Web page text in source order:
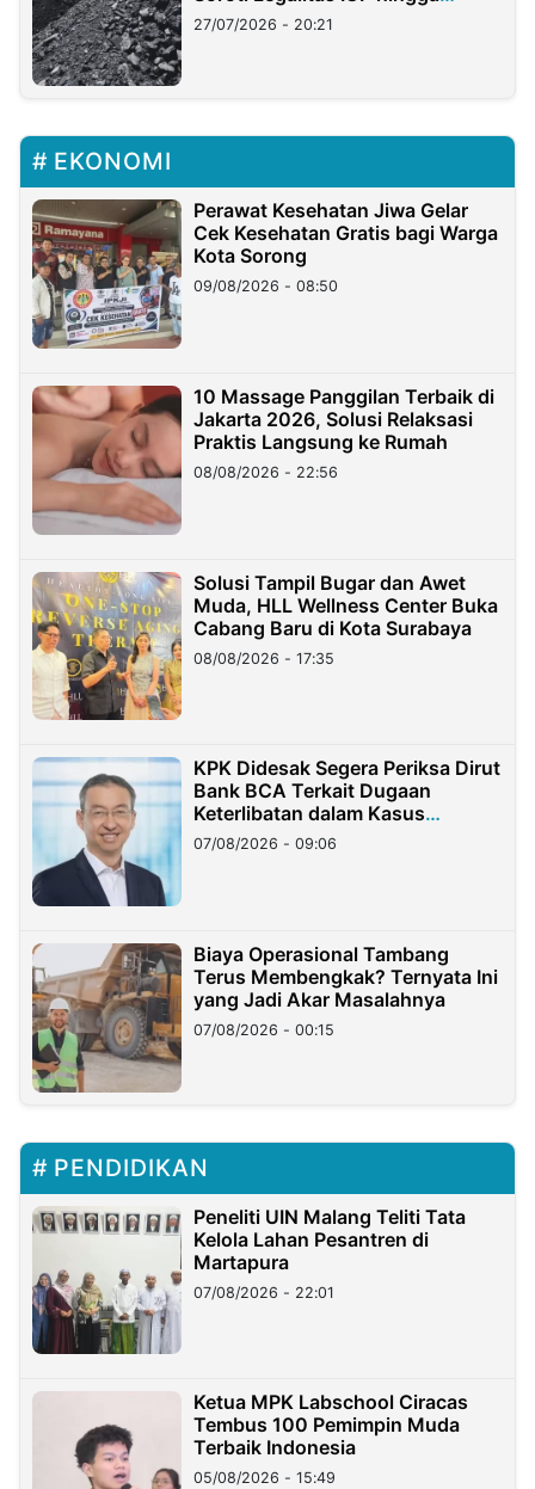
Stockpile
27/07/2026 - 20:21
EKONOMI
Perawat Kesehatan Jiwa Gelar
Cek Kesehatan Gratis bagi Warga
Kota Sorong
09/08/2026 - 08:50
10 Massage Panggilan Terbaik di
Jakarta 2026, Solusi Relaksasi
Praktis Langsung ke Rumah
08/08/2026 - 22:56
Solusi Tampil Bugar dan Awet
Muda, HLL Wellness Center Buka
Cabang Baru di Kota Surabaya
08/08/2026 - 17:35
KPK Didesak Segera Periksa Dirut
Bank BCA Terkait Dugaan
Keterlibatan dalam Kasus
Hilangnya Dana Nasabah Rp2,58
Miliar
07/08/2026 - 09:06
Biaya Operasional Tambang
Terus Membengkak? Ternyata Ini
yang Jadi Akar Masalahnya
07/08/2026 - 00:15
PENDIDIKAN
Peneliti UIN Malang Teliti Tata
Kelola Lahan Pesantren di
Martapura
07/08/2026 - 22:01
Ketua MPK Labschool Ciracas
Tembus 100 Pemimpin Muda
Terbaik Indonesia
05/08/2026 - 15:49